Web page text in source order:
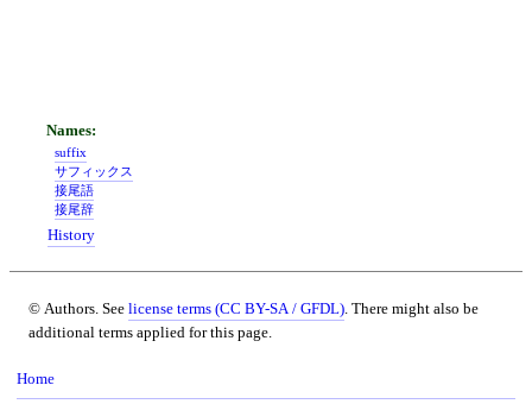
suffix
サフィックス
接尾語
接尾辞
History
© Authors. See license terms (CC BY-SA / GFDL). There might also be
additional terms applied for this page.
Home